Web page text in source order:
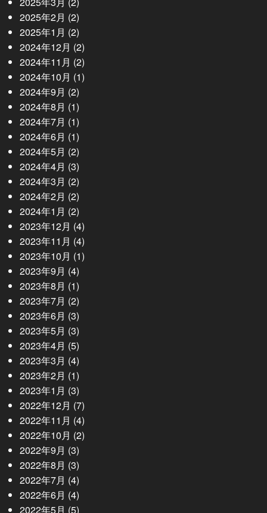
2025年2月 (2)
2025年1月 (2)
2024年12月 (2)
2024年11月 (2)
2024年10月 (1)
2024年9月 (2)
2024年8月 (1)
2024年7月 (1)
2024年6月 (1)
2024年5月 (2)
2024年4月 (3)
2024年3月 (2)
2024年2月 (2)
2024年1月 (2)
2023年12月 (4)
2023年11月 (4)
2023年10月 (1)
2023年9月 (4)
2023年8月 (1)
2023年7月 (2)
2023年6月 (3)
2023年5月 (3)
2023年4月 (5)
2023年3月 (4)
2023年2月 (1)
2023年1月 (3)
2022年12月 (7)
2022年11月 (4)
2022年10月 (2)
2022年9月 (3)
2022年8月 (3)
2022年7月 (4)
2022年6月 (4)
2022年5月 (5)